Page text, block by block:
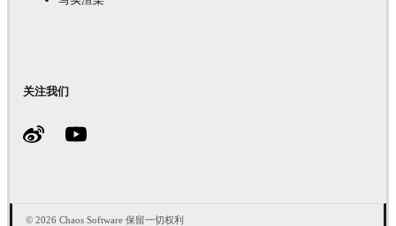
关注我们
© 2026 Chaos Software 保留一切权利